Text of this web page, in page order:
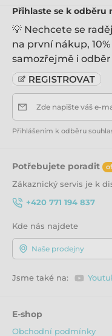
Přihlaste se k odběru
💡 Nechcete se
na první nákup,
samozřejmě i
Zde napište váš e-
Přihlášením k odběru
Potřebujete poradit
Zákaznický servis je k
+420 771 194 837
Kde nás najdete
Naše prodejny
Jsme také na:
E-shop
Obchodní podmínky